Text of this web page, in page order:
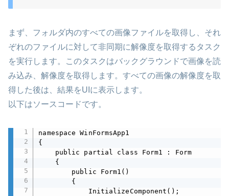
まず、フォルダ内のすべての画像ファイルを取得し、それ
ぞれのファイルに対して非同期に解像度を取得するタスク
を実行します。このタスクはバックグラウンドで画像を読
み込み、解像度を取得します。すべての画像の解像度を取
得した後は、結果をUIに表示します。
以下はソースコードです。
namespace WinFormsApp1
{
    public partial class Form1 : Form
    {
        public Form1()
        {
            InitializeComponent();